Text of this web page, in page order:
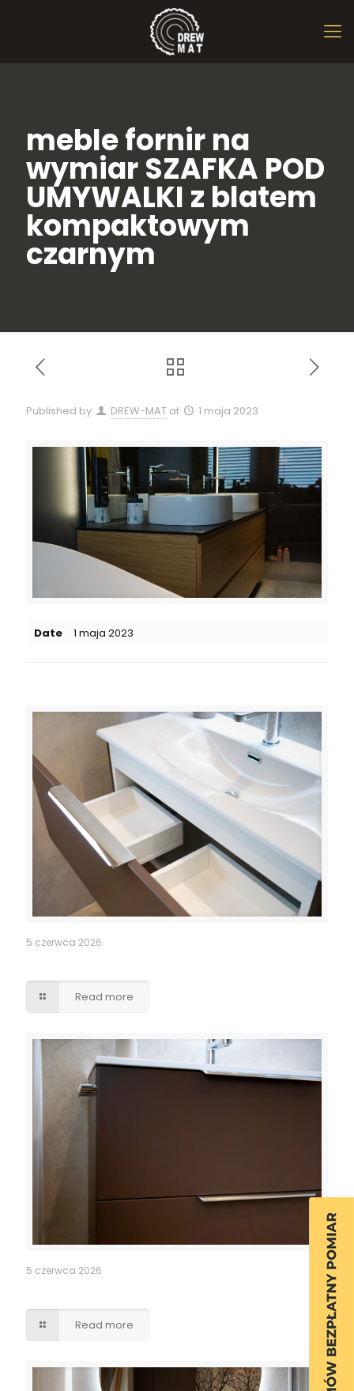
meble fornir na
wymiar SZAFKA POD
UMYWALKI z blatem
kompaktowym
czarnym
Published by DREW-MAT at 1 maja 2023
Date 1 maja 2023
5 czerwca 2026
Read more
5 czerwca 2026
Read more